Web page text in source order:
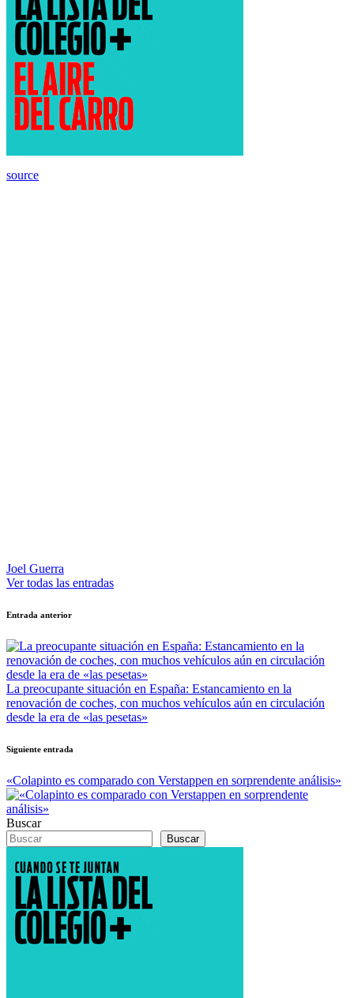
source
Joel Guerra
Ver todas las entradas
Navegación
de
entradas
Entrada anterior
La preocupante situación en España: Estancamiento en la
renovación de coches, con muchos vehículos aún en circulación
desde la era de «las pesetas»
Siguiente entrada
«Colapinto es comparado con Verstappen en sorprendente análisis»
Buscar
Buscar